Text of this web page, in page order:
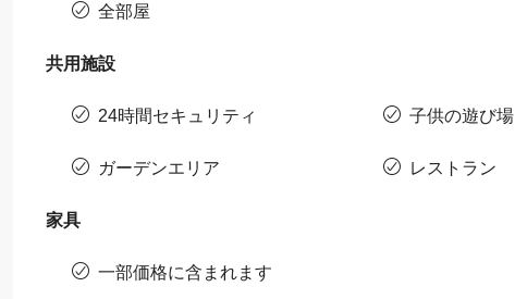
全部屋
共用施設
24時間セキュリティ 子供の遊び場
ガーデンエリア レストラン
家具
一部価格に含まれます